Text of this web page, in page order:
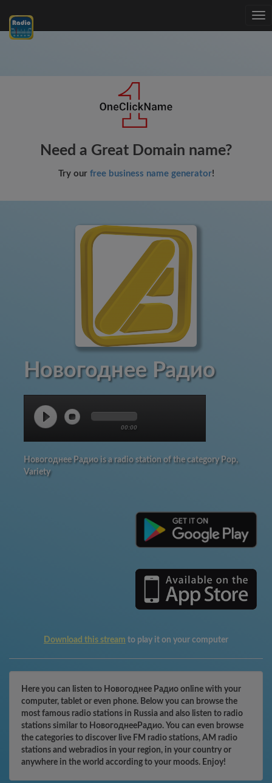
Need a Great Domain name?
Try our free business name generator!
Новогоднее Радио
00:00
Новогоднее Радио is a radio station of the category Pop,
Variety
Download this stream to play it on your computer
Here you can listen to Новогоднее Радио online with your
computer, tablet or even phone. Below you can browse the
most famous radio stations in Russia and also listen to radio
stations similar to НовогоднееРадио. You can even browse
the categories to discover live FM radio stations, AM radio
stations and webradios in your region, in your country or
anywhere in the world according to your moods. Enjoy!